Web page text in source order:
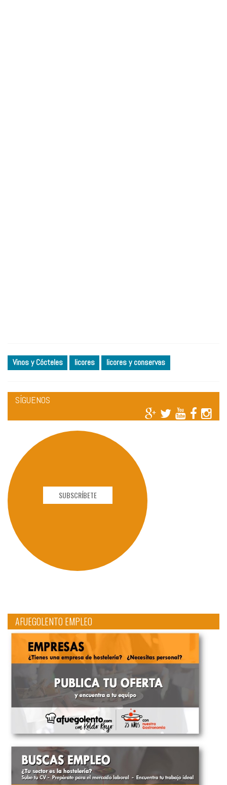
Vinos y Cócteles licores licores y conservas
SÍGUENOS
SUBSCRÍBETE
AFUEGOLENTO EMPLEO